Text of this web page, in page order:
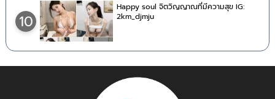
10
Happy soul จิตวิญญาณที่มีความสุข IG:
2km_djmju